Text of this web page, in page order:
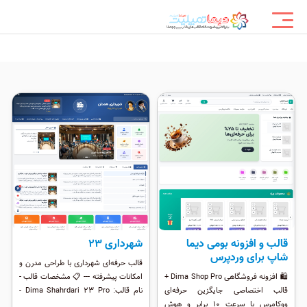
قالب و افزونه بومی دیما
شاپ برای وردپرس
🛍️ افزونه فروشگاهی Dima Shop Pro +
قالب اختصاصی جایگزین حرفه‌ای
ووکامرس با سرعت ۱۰ برابر و هوش
شهرداری ۲۳
قالب حرفه‌ای شهرداری با طراحی مدرن و
امکانات پیشرفته --- 📋 مشخصات قالب -
نام قالب: Dima Shahrdari 23 Pro -